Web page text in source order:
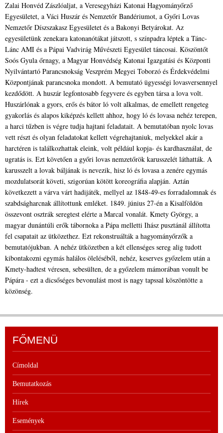
Zalai Honvéd Zászlóaljat, a Veresegyházi Katonai Hagyományőrző
Egyesületet, a Váci Huszár és Nemzetőr Bandériumot, a Győri Lovas
Nemzetőr Díszszakasz Egyesületet és a Bakonyi Betyárokat. Az
egyesületünk zenekara katonanótákat játszott, s színpadra léptek a Tánc-
Lánc AMI és a Pápai Vadvirág Művészeti Egyesület táncosai. Köszöntőt
Soós Gyula őrnagy, a Magyar Honvédség Katonai Igazgatási és Központi
Nyilvántartó Parancsnokság Veszprém Megyei Toborzó és Érdekvédelmi
Központjának parancsnoka mondott. A bemutató ügyességi lovasversennyel
kezdődött. A huszár legfontosabb fegyvere és egyben társa a lova volt.
Huszárlónak a gyors, erős és bátor ló volt alkalmas, de emellett rengeteg
gyakorlás és alapos kiképzés kellett ahhoz, hogy ló és lovasa nehéz terepen,
a harci tűzben is végre tudja hajtani feladatait. A bemutatóban nyolc lovas
vett részt és olyan feladatokat kellett végrehajtaniuk, melyekkel akár a
harctéren is találkozhattak eleink, volt például kopja- és kardhasználat, de
ugratás is. Ezt követően a győri lovas nemzetőrök karusszelét láthatták. A
karusszelt a lovak báljának is nevezik, hisz ló és lovasa a zenére egymás
mozdulatsorát követi, szigorúan kötött koreográfia alapján. Aztán
következett a várva várt hadijáték, mellyel az 1848-49-es forradalomnak és
szabdságharcnak állítottunk emléket. 1849. június 27-én a Kisalföldön
összevont osztrák seregtest elérte a Marcal vonalát. Kmety György, a
magyar dunántúli erők tábornoka a Pápa melletti Ihász pusztánál állította
fel csapatait az ütközethez. Ezt rekonstruálták a hagyományőrzők a
bemutatójukban. A nehéz ütközetben a két ellenséges sereg alig tudott
kibontakozni egymás halálos öleléséből, nehéz, keserves győzelem után a
Kmety-hadtest véresen, sebesülten, de a győzelem mámorában vonult be
Pápára - ezt a dicsőséges bevonulást most is nagy tapssal köszöntötte a
közönség.
FŐMENÜ
Címoldal
Bemutatkozás
Hírek
Események